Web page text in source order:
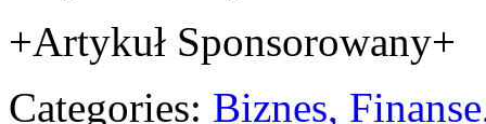
+Artykuł Sponsorowany+
Categories: Biznes,